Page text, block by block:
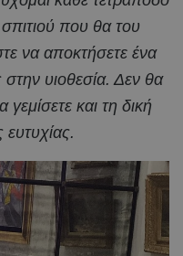
που θα του
να αποκτήσετε ένα
στην υιοθεσία. Δεν θα
και τη δική